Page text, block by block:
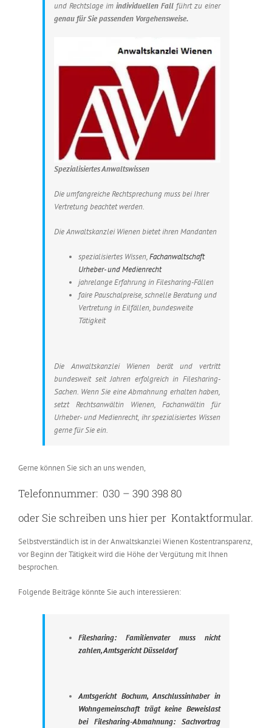
und Rechtslage im individuellen Fall führt zu einer
genau für Sie passenden Vorgehensweise.
Spezialisiertes Anwaltswissen
Die umfangreiche Rechtsprechung muss bei Ihrer
Vertretung beachtet werden.
Die Anwaltskanzlei Wienen bietet ihren Mandanten
spezialisiertes Wissen,Fachanwaltschaft
Urheber- und Medienrecht
jahrelange Erfahrung in Filesharing-Fällen
faire Pauschalpreise, schnelle Beratung und
Vertretung in Eilfällen, bundesweite
Tätigkeit
Die Anwaltskanzlei Wienen berät und vertritt
bundesweit seit Jahren erfolgreich in Filesharing-
Sachen. Wenn Sie eine Abmahnung erhalten haben,
setzt Rechtsanwältin Wienen, Fachanwältin für
Urheber- und Medienrecht, ihr spezialisiertes Wissen
gerne für Sie ein.
Gerne können Sie sich an uns wenden,
Telefonnummer: 030 – 390 398 80
oder Sie schreiben uns hier per Kontaktformular.
Selbstverständlich ist in der Anwaltskanzlei Wienen Kostentransparenz,
vor Beginn der Tätigkeit wird die Höhe der Vergütung mit Ihnen
besprochen.
Folgende Beiträge könnte Sie auch interessieren:
Filesharing: Familienvater muss nicht
zahlen, Amtsgericht Düsseldorf
Amtsgericht Bochum, Anschlussinhaber in
Wohngemeinschaft trägt keine Beweislast
bei Filesharing-Abmahnung: Sachvortrag